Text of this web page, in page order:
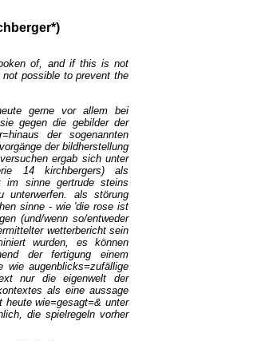
of, and if this is not
possible to prevent the
gerne vor allem bei
gegen die gebilder der
der sogenannten
der bildherstellung
ergab sich unter
14 kirchbergers) als
im sinne gertrude steins
unterwerfen. als störung
sinne - wie 'die rose ist
(und/wenn so/entweder
wetterbericht sein
wurden, es können
der fertigung einem
wie augenblicks=zufällige
nur die eigenwelt der
als eine aussage
heute wie=gesagt=& unter
die spielregeln vorher